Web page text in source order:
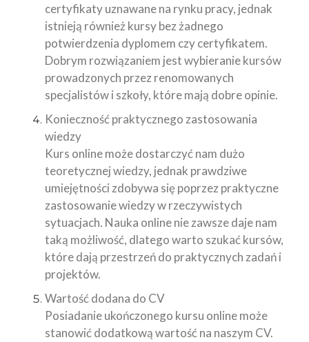
certyfikaty uznawane na rynku pracy, jednak
istnieją również kursy bez żadnego
potwierdzenia dyplomem czy certyfikatem.
Dobrym rozwiązaniem jest wybieranie kursów
prowadzonych przez renomowanych
specjalistów i szkoły, które mają dobre opinie.
Konieczność praktycznego zastosowania
wiedzy
Kurs online może dostarczyć nam dużo
teoretycznej wiedzy, jednak prawdziwe
umiejętności zdobywa się poprzez praktyczne
zastosowanie wiedzy w rzeczywistych
sytuacjach. Nauka online nie zawsze daje nam
taką możliwość, dlatego warto szukać kursów,
które dają przestrzeń do praktycznych zadań i
projektów.
Wartość dodana do CV
Posiadanie ukończonego kursu online może
stanowić dodatkową wartość na naszym CV.